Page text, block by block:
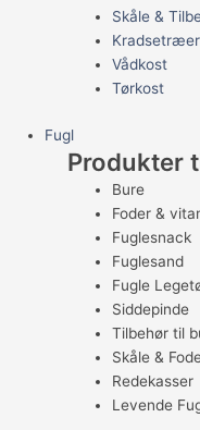
Skåle &
Vådkost
Tørkost
Fugl
Produkter
Bure
Foder &
Fuglesnack
Fuglesand
Fugle
Siddepinde
Tilbehør til
Skåle &
Redekasser
Levende